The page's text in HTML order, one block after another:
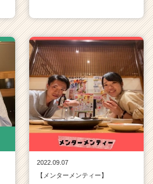
2022.09.07
【メンターメンティー】